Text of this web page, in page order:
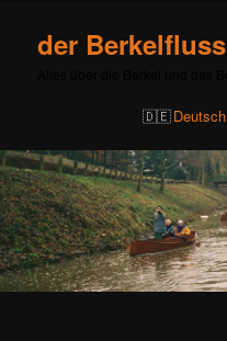
der Berkelfluss
Deutsch